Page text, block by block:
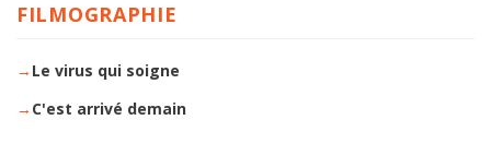
FILMOGRAPHIE
Le virus qui soigne
C'est arrivé demain